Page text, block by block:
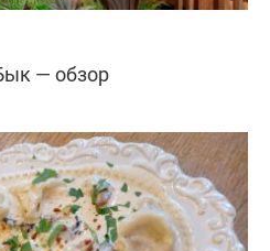
— обзор